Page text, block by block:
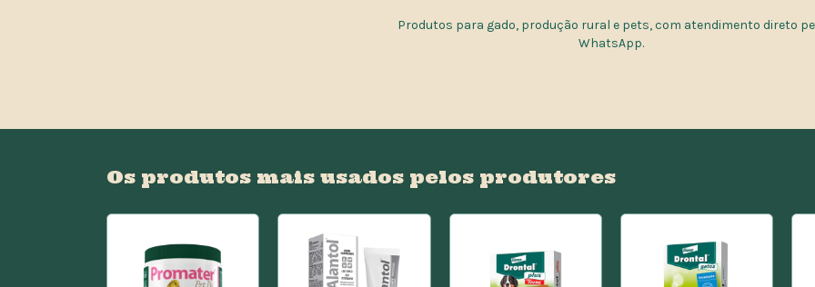
Produtos para gado, produção rural e pets, com atendimento direto
WhatsApp.
Os produtos mais usados pelos produtores